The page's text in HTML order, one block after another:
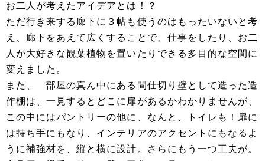
お二人が考えたアイデアとは！？
ただ行き来する廊下に３帖も使うのはもったいないと考
え、廊下をあえて広くすることで、仕事をしたり、お二
人が大好きな観葉植物を置いたりできる多目的な空間に
変えました。
また、 部屋の真ん中にある間仕切り壁として造った造
作棚は、一見するとどこに扉があるかわかりませんが、
この中にはパントリーの他に、なんと、トイレも！扉に
は持ち手にもなり、インテリアのアクセントにもなるよ
うに補強材を、縦と横に設計。さらにもう一つ工夫が。